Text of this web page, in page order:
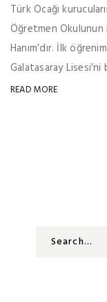
Türk Ocağı
Öğretmen Okulunun
Hanım’dır. İlk
Galatasaray Lisesi’ni
READ MORE